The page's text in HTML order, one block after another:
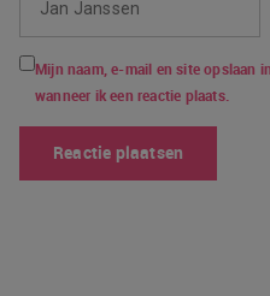
Mijn naam, e-mail en site opslaan
wanneer ik een reactie plaats.